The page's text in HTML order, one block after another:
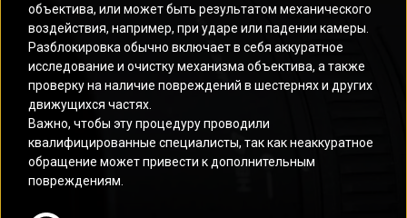
объектива, или может быть результатом механического
воздействия, например, при ударе или падении камеры.
Разблокировка обычно включает в себя аккуратное
исследование и очистку механизма объектива, а также
проверку на наличие повреждений в шестернях и других
движущихся частях.
Важно, чтобы эту процедуру проводили
квалифицированные специалисты, так как неаккуратное
обращение может привести к дополнительным
повреждениям.